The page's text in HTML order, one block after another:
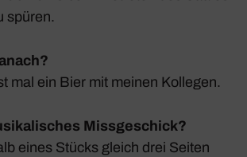
spüren.
mal ein Bier mit meinen Kollegen.
Missgeschick?
eines Stücks gleich drei Seiten